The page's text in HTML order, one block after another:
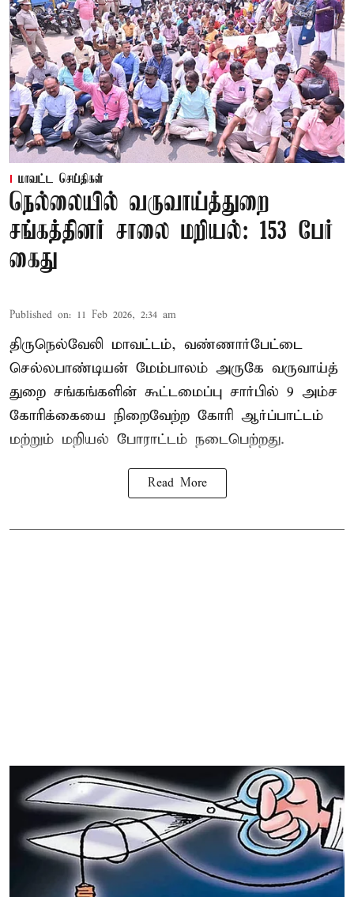
மாவட்ட செய்திகள்
நெல்லையில் வருவாய்த்துறை
சங்கத்தினர் சாலை மறியல்: 153 பேர்
கைது
Published on: 11 Feb 2026, 2:34 am
திருநெல்வேலி மாவட்டம், வண்ணார்பேட்டை
செல்லபாண்டியன் மேம்பாலம் அருகே வருவாய்த்
துறை சங்கங்களின் கூட்டமைப்பு சார்பில் 9 அம்ச
கோரிக்கையை நிறைவேற்ற கோரி ஆர்ப்பாட்டம்
மற்றும் மறியல் போராட்டம் நடைபெற்றது.
Read More